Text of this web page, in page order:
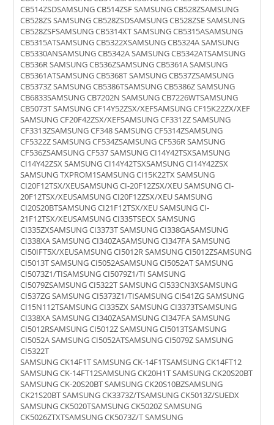
CB514ZSDSAMSUNG CB514ZSF SAMSUNG CB528ZSAMSUNG
CB528ZS SAMSUNG CB528ZSDSAMSUNG CB528ZSE SAMSUNG
CB528ZSFSAMSUNG CB5314XT SAMSUNG CB5315ASAMSUNG
CB5315ATSAMSUNG CB5322XSAMSUNG CB5324A SAMSUNG
CB5330ANSAMSUNG CB5342A SAMSUNG CB5342ATSAMSUNG
CB536R SAMSUNG CB536ZSAMSUNG CB5361A SAMSUNG
CB5361ATSAMSUNG CB5368T SAMSUNG CB537ZSAMSUNG
CB5373Z SAMSUNG CB5386TSAMSUNG CB5386Z SAMSUNG
CB6833SAMSUNG CB7202N SAMSUNG CB7226WTSAMSUNG
CB5073T SAMSUNG CF14Y52ZSX/XEFSAMSUNG CF15K22ZX/XEF
SAMSUNG CF20F42ZSX/XEFSAMSUNG CF3312Z SAMSUNG
CF3313ZSAMSUNG CF348 SAMSUNG CF5314ZSAMSUNG
CF5322Z SAMSUNG CF534ZSAMSUNG CF536R SAMSUNG
CF536ZSAMSUNG CF537 SAMSUNG CI14Y42TSXSAMSUNG
CI14Y42ZSX SAMSUNG CI14Y42TSXSAMSUNG CI14Y42ZSX
SAMSUNG TXPROM1SAMSUNG CI15K22TX SAMSUNG
CI20F12TSX/XEUSAMSUNG CI-20F12ZSX/XEU SAMSUNG CI-
20F12TSX/XEUSAMSUNG CI20F12ZSX/XEU SAMSUNG
CI20S20BTSAMSUNG CI21F12TSX/XEU SAMSUNG CI-
21F12TSX/XEUSAMSUNG CI335TSECX SAMSUNG
CI335ZXSAMSUNG CI3373T SAMSUNG CI338GASAMSUNG
CI338XA SAMSUNG CI340ZASAMSUNG CI347FA SAMSUNG
CI50IFT5X/XEUSAMSUNG CI5012R SAMSUNG CI5012ZSAMSUNG
CI5013T SAMSUNG CI5052ASAMSUNG CI5052AT SAMSUNG
CI5073Z1/TISAMSUNG CI5079Z1/TI SAMSUNG
CI5079ZSAMSUNG CI5322T SAMSUNG CI533CN3XSAMSUNG
CI537ZG SAMSUNG CI5373Z1/TISAMSUNG CI541ZG SAMSUNG
CI15N112TSAMSUNG CI335ZX SAMSUNG CI3373TSAMSUNG
CI338XA SAMSUNG CI340ZASAMSUNG CI347FA SAMSUNG
CI5012RSAMSUNG CI5012Z SAMSUNG CI5013TSAMSUNG
CI5052A SAMSUNG CI5052ATSAMSUNG CI5079Z SAMSUNG
CI5322T
SAMSUNG CK14F1T SAMSUNG CK-14F1TSAMSUNG CK14FT12
SAMSUNG CK-14FT12SAMSUNG CK20H1T SAMSUNG CK20S20BT
SAMSUNG CK-20S20BT SAMSUNG CK20S10BZSAMSUNG
CK21S20BT SAMSUNG CK3373Z/TSAMSUNG CK5013Z/SUEDX
SAMSUNG CK5020TSAMSUNG CK5020Z SAMSUNG
CK5026ZTXTSAMSUNG CK5073Z/T SAMSUNG